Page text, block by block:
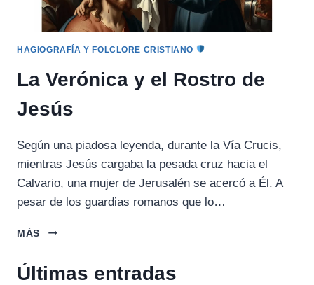
HAGIOGRAFÍA Y FOLCLORE CRISTIANO
La Verónica y el Rostro de
Jesús
Según una piadosa leyenda, durante la Vía Crucis,
mientras Jesús cargaba la pesada cruz hacia el
Calvario, una mujer de Jerusalén se acercó a Él. A
pesar de los guardias romanos que lo…
MÁS
LA
EL
Últimas entradas